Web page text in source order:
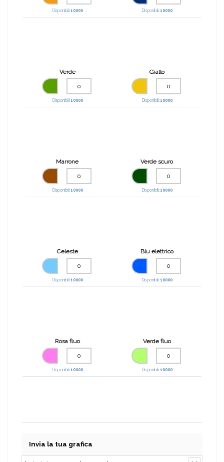
Disponibili:10000 Disponibili:10000
Verde
Disponibili:10000
Giallo
Disponibili:10000
Marrone
Disponibili:10000
Verde scuro
Disponibili:10000
Celeste
Disponibili:10000
Blu elettrico
Disponibili:10000
Rosa fluo
Disponibili:10000
Verde fluo
Disponibili:10000
Invia la tua grafica